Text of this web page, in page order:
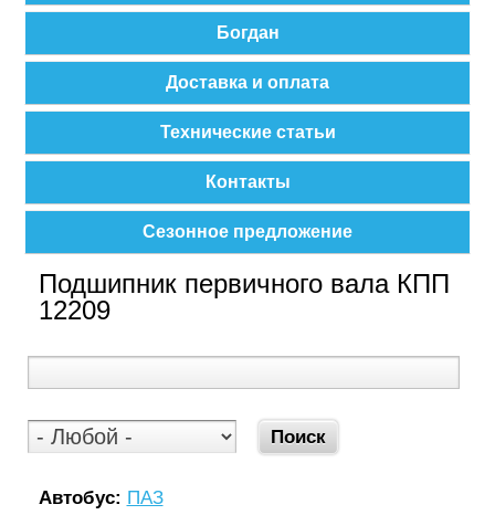
Богдан
Доставка и оплата
Технические статьи
Контакты
Сезонное предложение
Подшипник первичного вала КПП
12209
Автобус: ПАЗ